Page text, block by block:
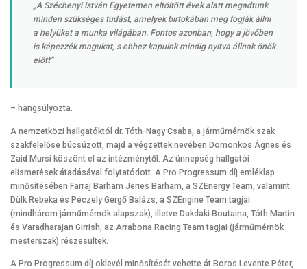
„A Széchenyi István Egyetemen eltöltött évek alatt megadtunk
minden szükséges tudást, amelyek birtokában meg fogják állni
a helyüket a munka világában. Fontos azonban, hogy a jövőben
is képezzék magukat, s ehhez kapuink mindig nyitva állnak önök
előtt”
– hangsúlyozta.
A nemzetközi hallgatóktól dr. Tóth-Nagy Csaba, a járműmérnök szak
szakfelelőse búcsúzott, majd a végzettek nevében Domonkos Ágnes és
Zaid Mursi köszönt el az intézménytől. Az ünnepség hallgatói
elismerések átadásával folytatódott. A Pro Progressum díj emléklap
minősítésében Farraj Barham Jeries Barham, a SZEnergy Team, valamint
Dülk Rebeka és Péczely Gergő Balázs, a SZEngine Team tagjai
(mindhárom járműmérnök alapszak), illetve Dakdaki Boutaina, Tóth Martin
és Varadharajan Girrish, az Arrabona Racing Team tagjai (járműmérnök
mesterszak) részesültek.
A Pro Progressum díj oklevél minősítését vehette át Boros Levente Péter,